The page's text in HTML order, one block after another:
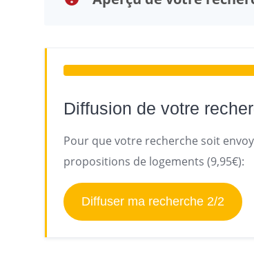
Diffusion de votre
Pour que votre recherche soit
propositions de logements (9,95€):
Diffuser ma recherche 2/2